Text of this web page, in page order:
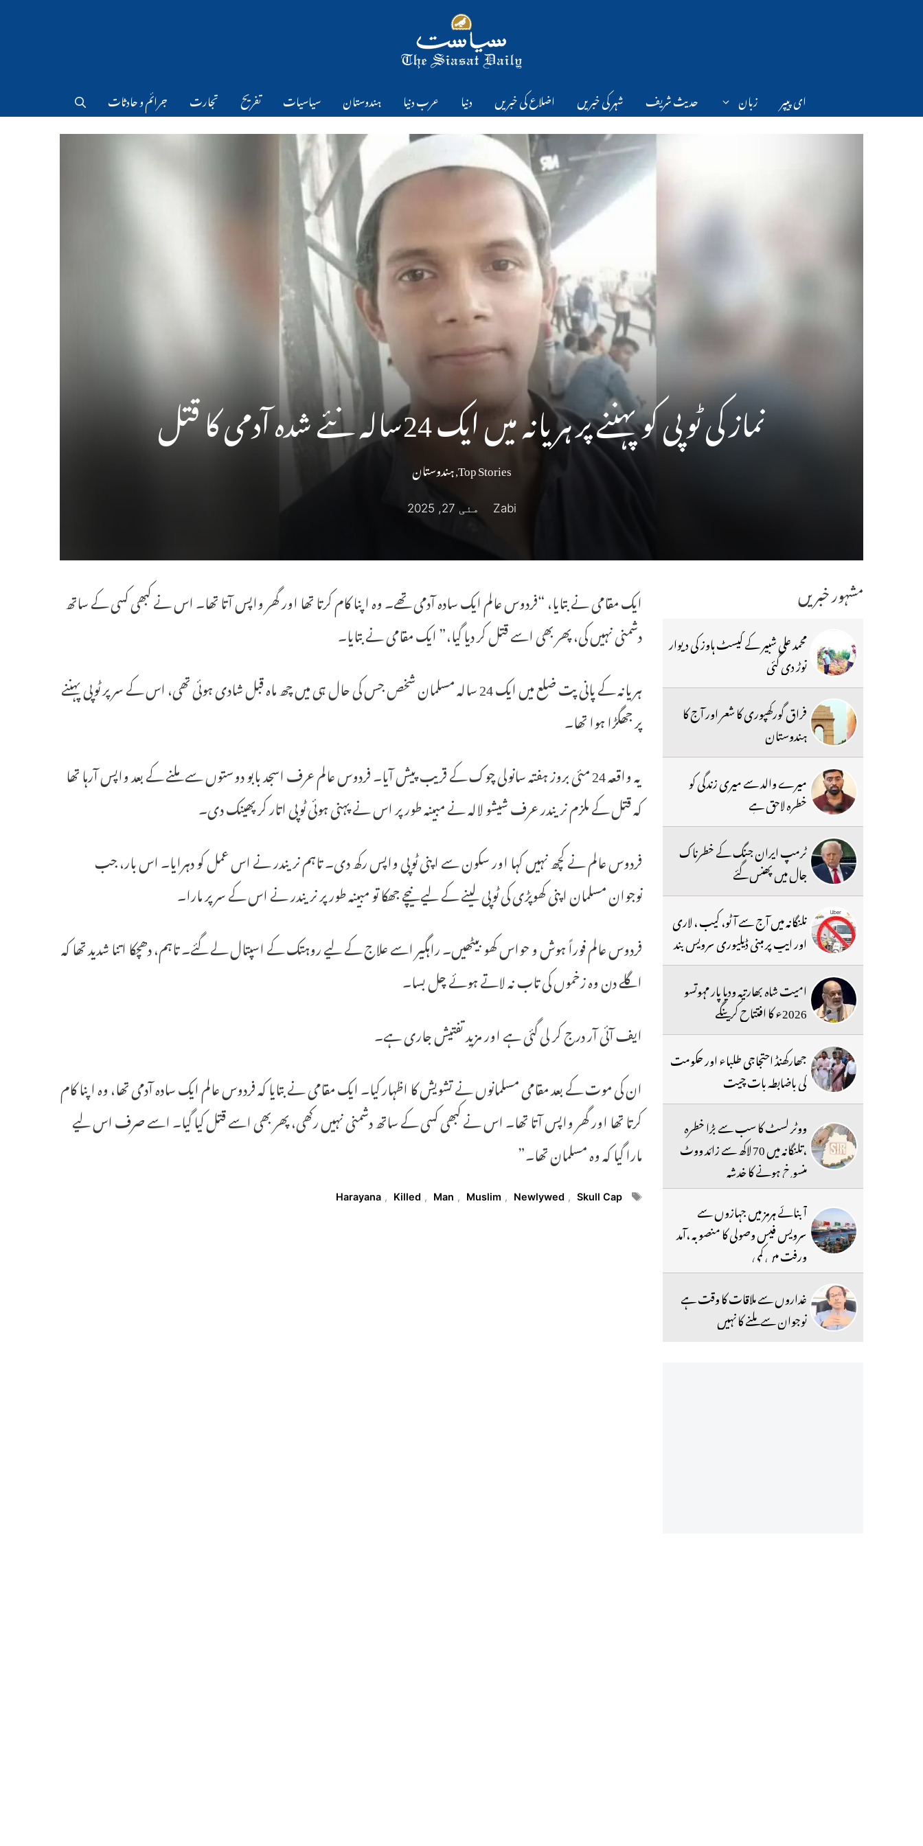
ای پیپر زبان حدیث شریف شہر کی خبریں اضلاع کی خبریں دنیا عرب دنیا ہندوستان سیاسیات تفریح تجارت جرائم و حادثات
نماز کی ٹوپی کو پہننے پر ہریانہ میں ایک 24سالہ نئے شدہ آدمی کا قتل
Top Stories
,ہندوستان
Zabi مئی 27, 2025
ایک مقامی نے بتایا، “فردوس عالم ایک سادہ آدمی تھے۔ وہ اپنا کام کرتا تھا اور گھر واپس آتا تھا۔ اس نے کبھی کسی کے ساتھ
دشمنی نہیں کی، پھر بھی اسے قتل کر دیا گیا،” ایک مقامی نے بتایا۔
ہریانہ کے پانی پت ضلع میں ایک 24 سالہ مسلمان شخص جس کی حال ہی میں چھ ماہ قبل شادی ہوئی تھی، اس کے سر پر ٹوپی پہننے
پر جھگڑا ہوا تھا۔
یہ واقعہ 24 مئی بروز ہفتہ سانولی چوک کے قریب پیش آیا۔ فردوس عالم عرف اسجد بابو دوستوں سے ملنے کے بعد واپس آرہا تھا
کہ قتل کے ملزم نریندر عرف شیشو لالہ نے مبینہ طور پر اس نے پہنی ہوئی ٹوپی اتار کر پھینک دی۔
فردوس عالم نے کچھ نہیں کہا اور سکون سے اپنی ٹوپی واپس رکھ دی۔ تاہم نریندر نے اس عمل کو دہرایا۔ اس بار، جب
نوجوان مسلمان اپنی کھوپڑی کی ٹوپی لینے کے لیے نیچے جھکا تو مبینہ طور پر نریندر نے اس کے سر پر مارا۔
فردوس عالم فوراً ہوش و حواس کھو بیٹھیں۔ راہگیر اسے علاج کے لیے روہتک کے اسپتال لے گئے۔ تاہم، دھچکا اتنا شدید تھا کہ
اگلے دن وہ زخموں کی تاب نہ لاتے ہوئے چل بسا۔
ایف آئی آر درج کر لی گئی ہے اور مزید تفتیش جاری ہے۔
ان کی موت کے بعد مقامی مسلمانوں نے تشویش کا اظہار کیا۔ ایک مقامی نے بتایا کہ فردوس عالم ایک سادہ آدمی تھا، وہ اپنا کام
کرتا تھا اور گھر واپس آتا تھا۔ اس نے کبھی کسی کے ساتھ دشمنی نہیں رکھی، پھر بھی اسے قتل کیا گیا۔ اسے صرف اس لیے
مارا گیا کہ وہ مسلمان تھا۔”
Tags
Harayana , Killed , Man , Muslim , Newlywed , Skull Cap
مشہور خبریں
محمد علی شبیر کے گیسٹ ہاوز کی دیوار
توڑ دی گئی
فراق گورکھپوری کا شعر اور آج کا
ہندوستان
میرے والد سے میری زندگی کو
خطرہ لاحق ہے
ٹرمپ ایران جنگ کے خطرناک
جال میں پھنس گئے
تلنگانہ میں آج سے آٹو، کیب ، لاری
اور ایپ پر مبنی ڈیلیوری سرویس بند
امیت شاہ بھارتیہ ودیا پار مہوتسو
2026ء کا افتتاح کرینگے
جھارکھنڈ احتجاجی طلباء اور حکومت
کی باضابطہ بات چیت
ووٹر لسٹ کا سب سے بڑا خطرہ
،تلنگانہ میں 70 لاکھ سے زائد ووٹ
منسوخ ہونے کا خدشہ
آبنائے ہرمز میں جہازوں سے
سرویس فیس وصولی کا منصوبہ ،آمد
ورفت میں کمی
غداروں سے ملاقات کا وقت ہے
نوجوان سے ملنے کا نہیں